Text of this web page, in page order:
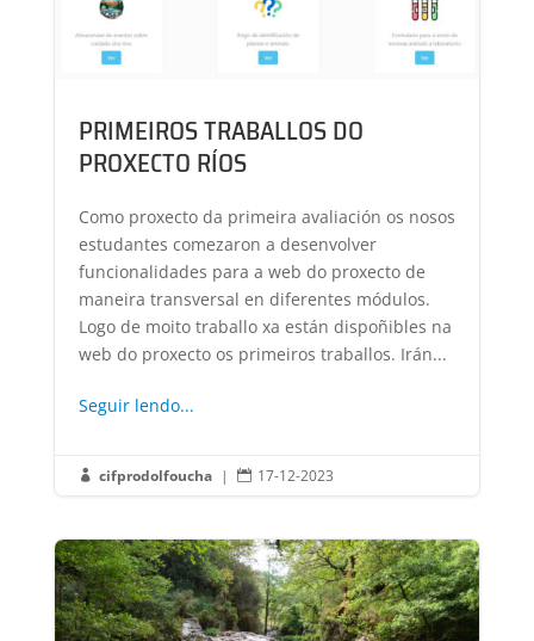
PRIMEIROS TRABALLOS DO
PROXECTO RÍOS
Como proxecto da primeira avaliación os nosos
estudantes comezaron a desenvolver
funcionalidades para a web do proxecto de
maneira transversal en diferentes módulos.
Logo de moito traballo xa están dispoñibles na
web do proxecto os primeiros traballos. Irán...
Seguir lendo...
 cifprodolfoucha |  17-12-2023